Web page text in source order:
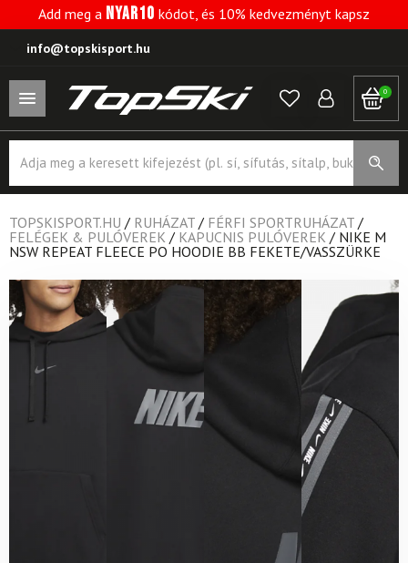
Add meg a NYAR10 kódot, és 10% kedvezményt kapsz
info@topskisport.hu
0
search
TOPSKISPORT.HU / RUHÁZAT / FÉRFI SPORTRUHÁZAT /
FELÉGEK & PULÓVEREK / KAPUCNIS PULÓVEREK / NIKE M
NSW REPEAT FLEECE PO HOODIE BB FEKETE/VASSZÜRKE